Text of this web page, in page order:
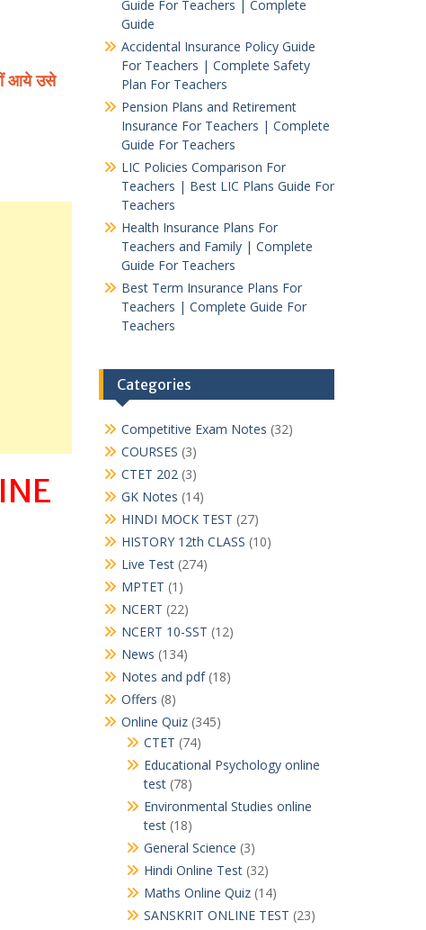
आये उसे
Guide For Teachers | Complete
Guide
Accidental Insurance Policy Guide
For Teachers | Complete Safety
Plan For Teachers
Pension Plans and Retirement
Insurance For Teachers | Complete
Guide For Teachers
LIC Policies Comparison For
Teachers | Best LIC Plans Guide For
Teachers
Health Insurance Plans For
Teachers and Family | Complete
Guide For Teachers
Best Term Insurance Plans For
Teachers | Complete Guide For
Teachers
Categories
Competitive Exam Notes (32)
COURSES (3)
CTET 202(3)
GK Notes (14)
HINDI MOCK TEST (27)
HISTORY 12th CLASS (10)
Live Test(274)
MPTET (1)
NCERT (22)
NCERT 10-SST (12)
News (134)
Notes and pdf(18)
Offers (8)
Online Quiz(345)
CTET (74)
Educational Psychology online
test(78)
Environmental Studies online
test(18)
General Science (3)
Hindi Online Test(32)
Maths Online Quiz(14)
SANSKRIT ONLINE TEST (23)